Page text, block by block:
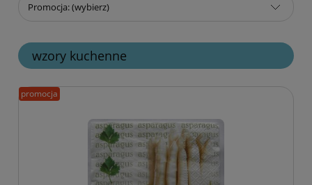
Promocja: (wybierz)
wzory kuchenne
promocja